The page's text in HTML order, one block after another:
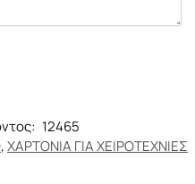
12465
,ΧΑΡΤΟΝΙΑ ΓΙΑ ΧΕΙΡΟΤΕΧΝΙΕΣ